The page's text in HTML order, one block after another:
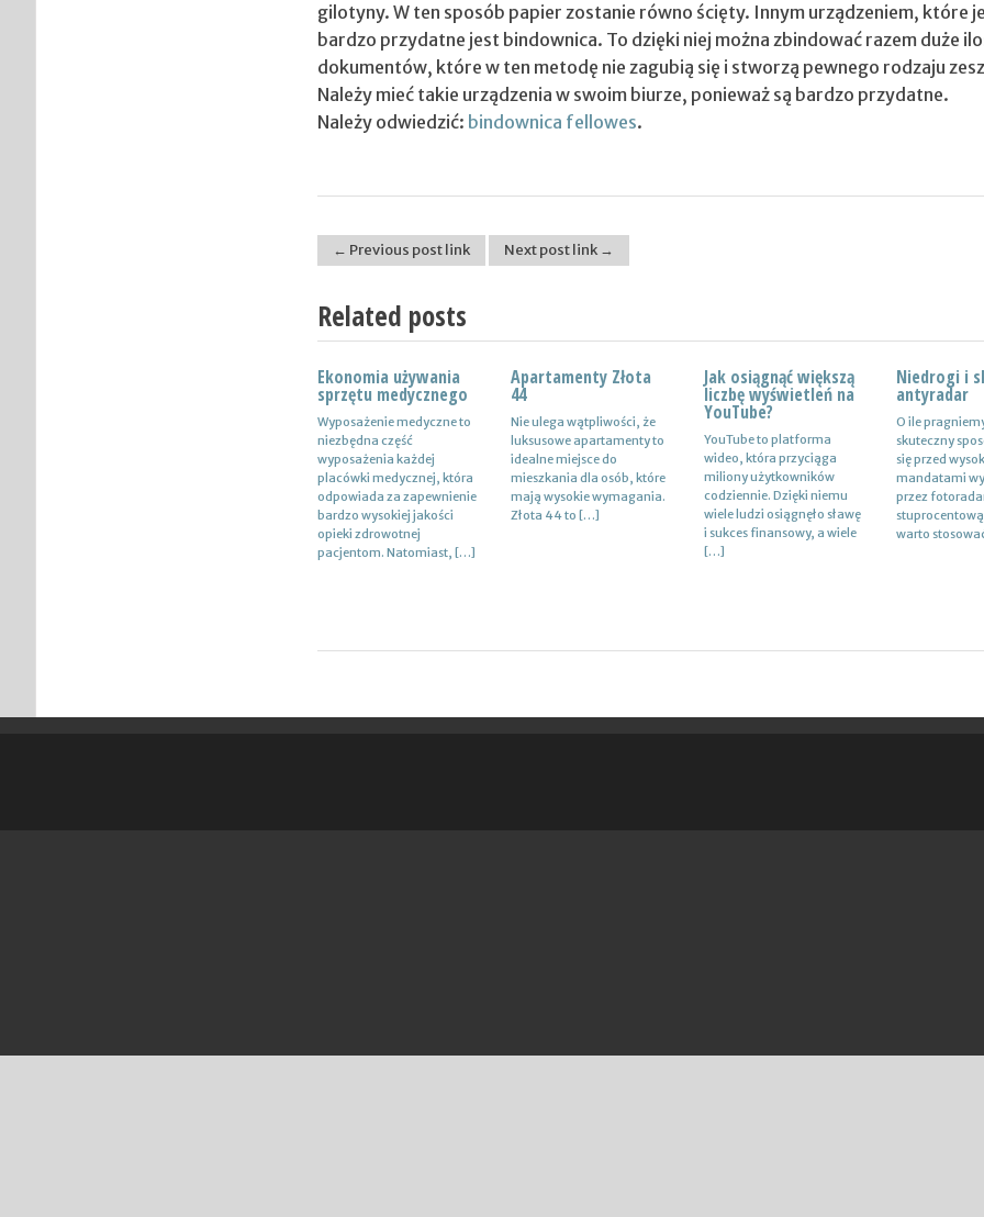
gilotyny. W ten sposób papier zostanie równo ścięty. Innym urządzeniem, które
bardzo przydatne jest bindownica. To dzięki niej można zbindować razem duże
dokumentów, które w ten metodę nie zagubią się i stworzą pewnego rodzaju
Należy mieć takie urządzenia w swoim biurze, ponieważ są bardzo przydatne.
Należy odwiedzić: bindownica fellowes.
Post navigation
← Previous post link Next post link →
Related posts
Ekonomia używania
sprzętu medycznego
Wyposażenie medyczne to
niezbędna część
wyposażenia każdej
placówki medycznej, która
odpowiada za zapewnienie
bardzo wysokiej jakości
opieki zdrowotnej
pacjentom. Natomiast, […]
Apartamenty Złota
44
Nie ulega wątpliwości, że
luksusowe apartamenty to
idealne miejsce do
mieszkania dla osób, które
mają wysokie wymagania.
Złota 44 to […]
Jak osiągnąć większą
liczbę wyświetleń na
YouTube?
YouTube to platforma
wideo, która przyciąga
miliony użytkowników
codziennie. Dzięki niemu
wiele ludzi osiągnęło sławę
i sukces finansowy, a wiele
[…]
Niedrogi i
antyradar
O ile
skuteczny
się przed
mandatami
przez
warto
Nowoczesne lampy
Nie ulega wątpliwości, że
do pojazdów powinno być
dobrane oświetlenie
wysokiej jakości, które
zapewni wysoki poziom
bezpieczeństwa oraz
podniesie komfort […]
Wynajem
samochodów i
naczep – usługi
Z całą pewnością firmy
transportowe spedycyjne
czy także logistyczne
potrzebują przede
wszystkim nowoczesnej
Certyfikat uprawnień
w branży budowlanej
Uprawnienia w biznesie
budowlanej dotyczą
różnych specjalności. Jest
to specjalność
architektoniczna, niemniej
jednak również
konstrukcyjno-
budowlana, inżynieryjna
Drewutnia
działkę
Wiele osób
jaki rodzaj
ogrodowej
najlepiej w
bezpiecznego
przykład